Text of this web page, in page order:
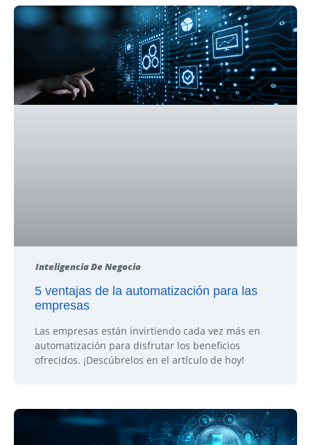
Inteligencia De Negocio
5 ventajas de la automatización para las
empresas
Las empresas están invirtiendo cada vez más en
automatización para disfrutar los beneficios
ofrecidos. ¡Descúbrelos en el artículo de hoy!